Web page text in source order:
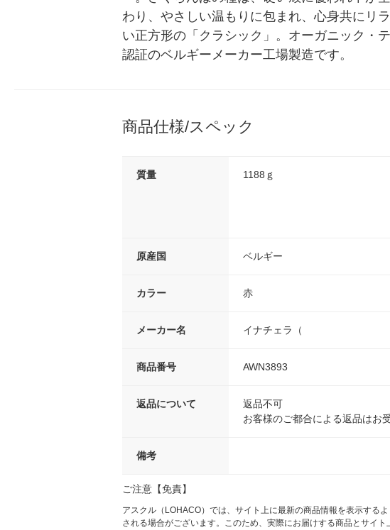
わり、やさしい温もりに包まれ、心身共にリ
い正方形の「クラシック」。オーガニック・
認証のベルギーメーカー工場製造です。
商品仕様/スペック
質量 1188ｇ
原産国 ベルギー
カラー 赤
メーカー名 イナチェラ（
商品番号 AWN3893
返品について
返品不可
お客様のご都合による返品はお
備考
ご注意【免責】
アスクル（LOHACO）では、サイト上に最新の商品情報を表示する
される場合がございます。このため、実際にお届けする商品とサイ